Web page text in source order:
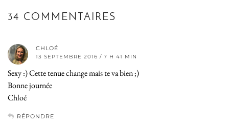
34 COMMENTAIRES
CHLOÉ
13 SEPTEMBRE 2016 / 7 H 41 MIN
Sexy :) Cette tenue change mais te va bien ;)
Bonne journée
Chloé
RÉPONDRE